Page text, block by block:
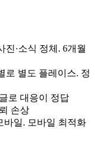
진·소식 정체. 6개월
로 별도 플레이스. 정
로 대응이 정답
손상
바일. 모바일 최적화